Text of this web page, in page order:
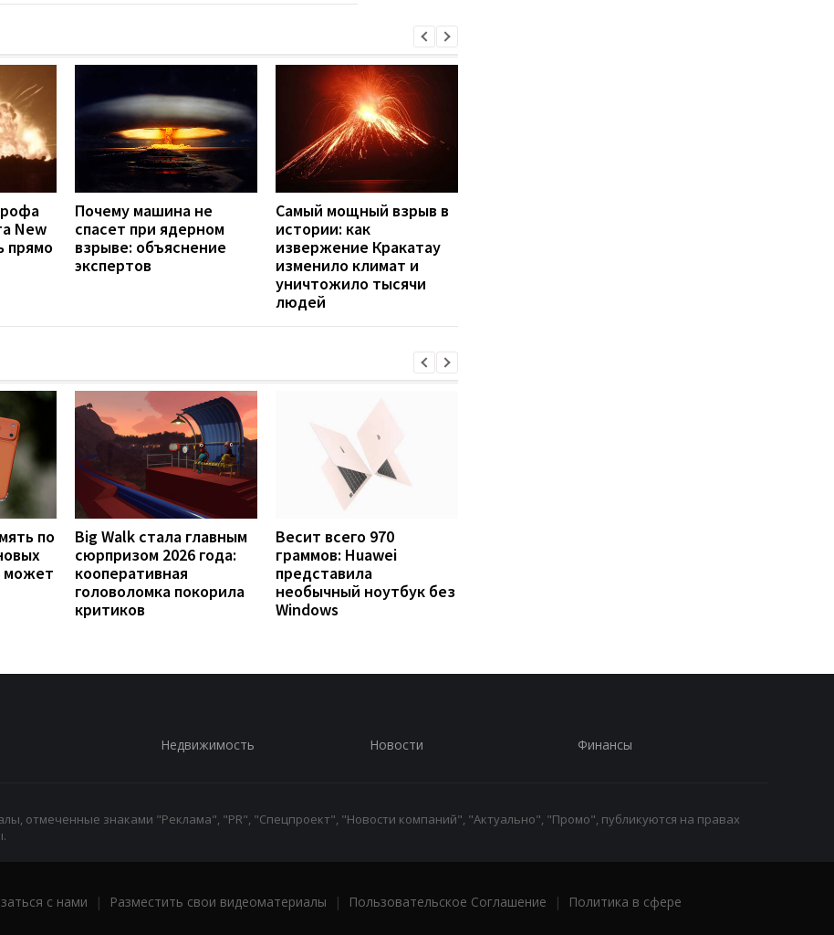
New
прямо
Почему машина не
спасет при ядерном
взрыве: объяснение
экспертов
Самый мощный взрыв в
истории: как
извержение Кракатау
изменило климат и
уничтожило тысячи
людей
по
может
Big Walk стала главным
сюрпризом 2026 года:
кооперативная
головоломка покорила
критиков
Весит всего 970
граммов: Huawei
представила
необычный ноутбук без
Windows
Недвижимость Новости Финансы
отмеченные знаками "Реклама", "PR", "Спецпроект", "Новости компаний", "Актуально", "Промо", публикуются на правах
с нами | Разместить свои видеоматериалы | Пользовательское Соглашение |
Политика в сфере